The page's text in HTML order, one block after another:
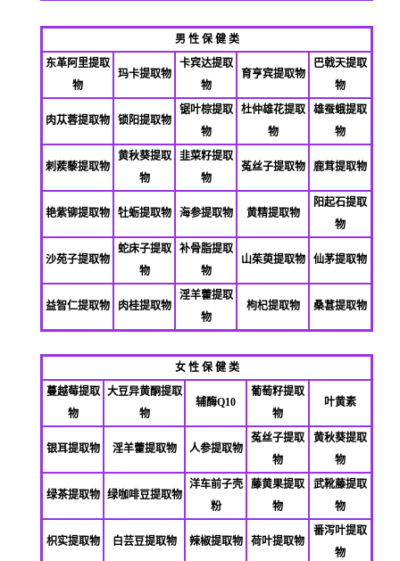
男 性 保 健 类
东革阿里提取
物
玛卡提取物
卡宾达提取
物
育亨宾提取物
巴戟天提取
物
肉苁蓉提取物 锁阳提取物
锯叶棕提取
物
杜仲雄花提取
物
雄蚕蛾提取
物
刺蒺藜提取物
黄秋葵提取
物
韭菜籽提取
物
菟丝子提取物 鹿茸提取物
艳紫铆提取物 牡蛎提取物 海参提取物 黄精提取物
阳起石提取
物
沙苑子提取物
蛇床子提取
物
补骨脂提取
物
山茱萸提取物 仙茅提取物
益智仁提取物 肉桂提取物
淫羊藿提取
物
枸杞提取物 桑葚提取物
女 性 保 健 类
蔓越莓提取
物
大豆异黄酮提取
物
辅酶Q10
葡萄籽提取
物
叶黄素
银耳提取物 淫羊藿提取物 人参提取物
菟丝子提取
物
黄秋葵提取
物
绿茶提取物 绿咖啡豆提取物
洋车前子壳
粉
藤黄果提取
物
武靴藤提取
物
枳实提取物 白芸豆提取物 辣椒提取物 荷叶提取物
番泻叶提取
物